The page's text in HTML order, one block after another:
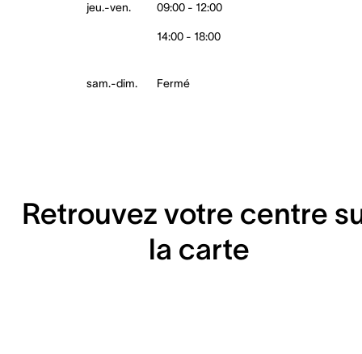
jeu.-ven. 09:00 - 12:00
14:00 - 18:00
sam.-dim. Fermé
Retrouvez votre centre
la carte